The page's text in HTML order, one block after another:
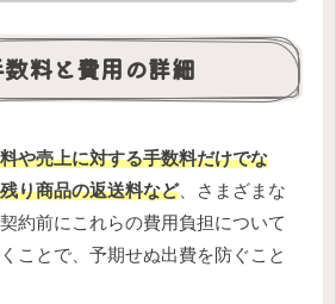
料と費用の詳細
や売上に対する手数料だけでな
り商品の返送料など、さまざまな
約前にこれらの費用負担について
ことで、予期せぬ出費を防ぐこと